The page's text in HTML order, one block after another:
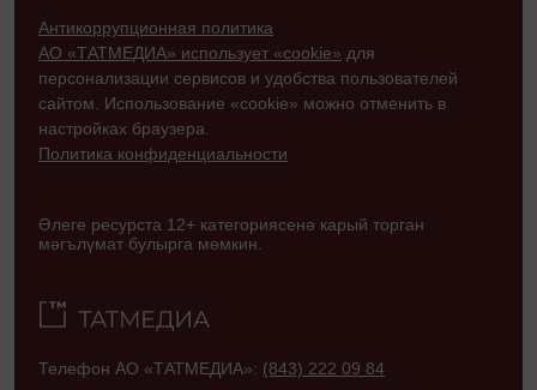
Антикоррупционная политика
АО «ТАТМЕДИА» использует «cookie» для
персонализации сервисов и удобства пользователей
сайтом. Использование «cookie» можно отменить в
настройках браузера.
Политика конфиденциальности
Әлеге ресурста 12+ категориясенә карый торган
мәгълүмат булырга мөмкин.
Телефон АО «ТАТМЕДИА»: (843) 222 09 84